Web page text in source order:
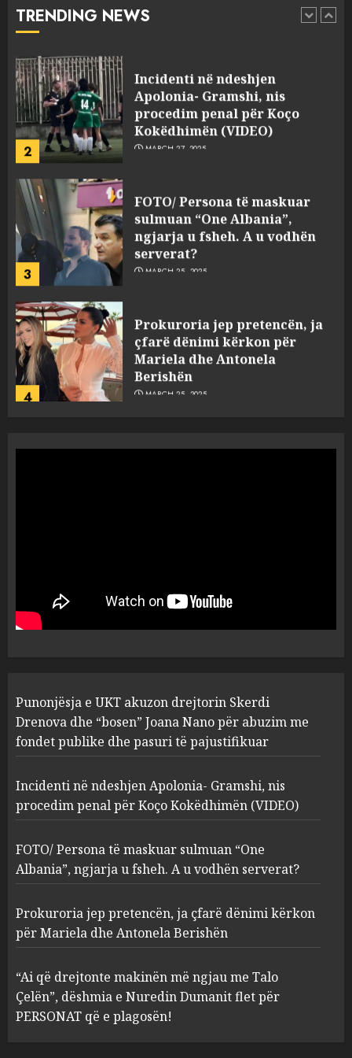
TRENDING NEWS
1
pasuri të pajustifikuar
2
Incidenti në ndeshjen
Apolonia- Gramshi, nis
procedim penal për Koço
Kokëdhimën (VIDEO)
3
FOTO/ Persona të maskuar
sulmuan “One Albania”,
ngjarja u fsheh. A u vodhën
serverat?
4
Prokuroria jep pretencën, ja
çfarë dënimi kërkon për
Mariela dhe Antonela
Berishën
1
“bosen” Joana Nano për
abuzim me fondet publike dhe
pasuri të pajustifikuar
2
Apolonia- Gramshi, nis
procedim penal për Koço
Kokëdhimën (VIDEO)
MARCH 27, 2025
3
FOTO/ Persona të maskuar
sulmuan “One Albania”,
ngjarja u fsheh. A u vodhën
serverat?
MARCH 25, 2025
4
Prokuroria jep pretencën, ja
çfarë dënimi kërkon për
Berishën
MARCH 25, 2025
Punonjësja e UKT akuzon drejtorin Skerdi
Drenova dhe “bosen” Joana Nano për abuzim me
fondet publike dhe pasuri të pajustifikuar
Incidenti në ndeshjen Apolonia- Gramshi, nis
procedim penal për Koço Kokëdhimën (VIDEO)
FOTO/ Persona të maskuar sulmuan “One
Albania”, ngjarja u fsheh. A u vodhën serverat?
Prokuroria jep pretencën, ja çfarë dënimi kërkon
për Mariela dhe Antonela Berishën
“Ai që drejtonte makinën më ngjau me Talo
Çelën”, dëshmia e Nuredin Dumanit flet për
PERSONAT që e plagosën!